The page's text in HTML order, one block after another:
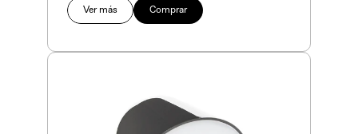
Ver más Comprar